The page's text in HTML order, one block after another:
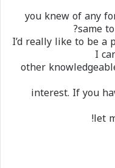
you knew of any
same
I’d really like to be
I
other
interest. If you
let